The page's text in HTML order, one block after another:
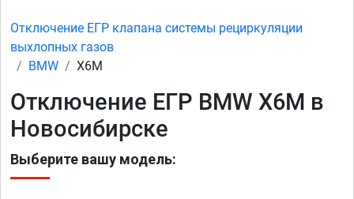
Отключение ЕГР клапана системы рециркуляции
выхлопных газов
BMW
X6M
Отключение ЕГР BMW X6M в
Новосибирске
Выберите вашу модель: